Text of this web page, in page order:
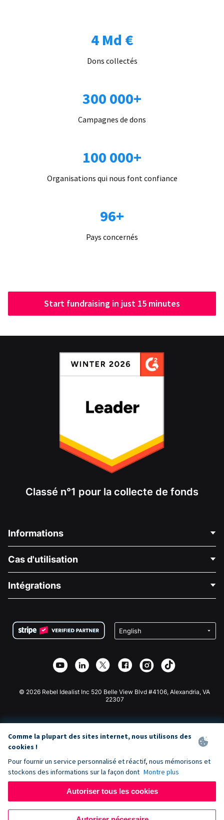
4 Md €
Dons collectés
300 000+
Campagnes de dons
100 000+
Organisations qui nous font confiance
96+
Pays concernés
Start fundraising in just 15 minutes
Classé n°1 pour la collecte de fonds
Informations
À propos de nous
Carrières
Confidentialité
Partenariat d'affiliation
Bibliothèque
Cas d'utilisation
Collecte de fonds médicale
Collecte de fonds caritative
Intégrations
Plugin de don Wix
Application de don Webflow
Don Joomla
© 2026 Rebel Idealist Inc 520 Belle View Blvd #4106, Alexandria, VA
22307
Comme la plupart des sites internet, nous utilisons des
cookies !
Pour fournir un service personnalisé et réactif, nous mémorisons et
stockons des informations sur la façon dont Montre plus
Autoriser tous les cookies